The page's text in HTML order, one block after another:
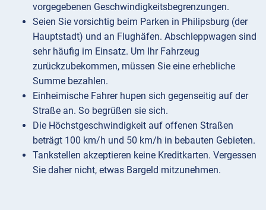
vorgegebenen Geschwindigkeitsbegrenzungen.
Seien Sie vorsichtig beim Parken in Philipsburg (der
Hauptstadt) und an Flughäfen. Abschleppwagen sind
sehr häufig im Einsatz. Um Ihr Fahrzeug
zurückzubekommen, müssen Sie eine erhebliche
Summe bezahlen.
Einheimische Fahrer hupen sich gegenseitig auf der
Straße an. So begrüßen sie sich.
Die Höchstgeschwindigkeit auf offenen Straßen
beträgt 100 km/h und 50 km/h in bebauten Gebieten.
Tankstellen akzeptieren keine Kreditkarten. Vergessen
Sie daher nicht, etwas Bargeld mitzunehmen.